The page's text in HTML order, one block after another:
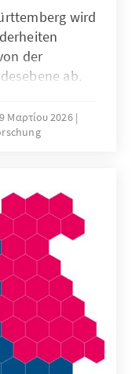
wird
der
ab.
die
im
der
9 Μαρτίου 2026